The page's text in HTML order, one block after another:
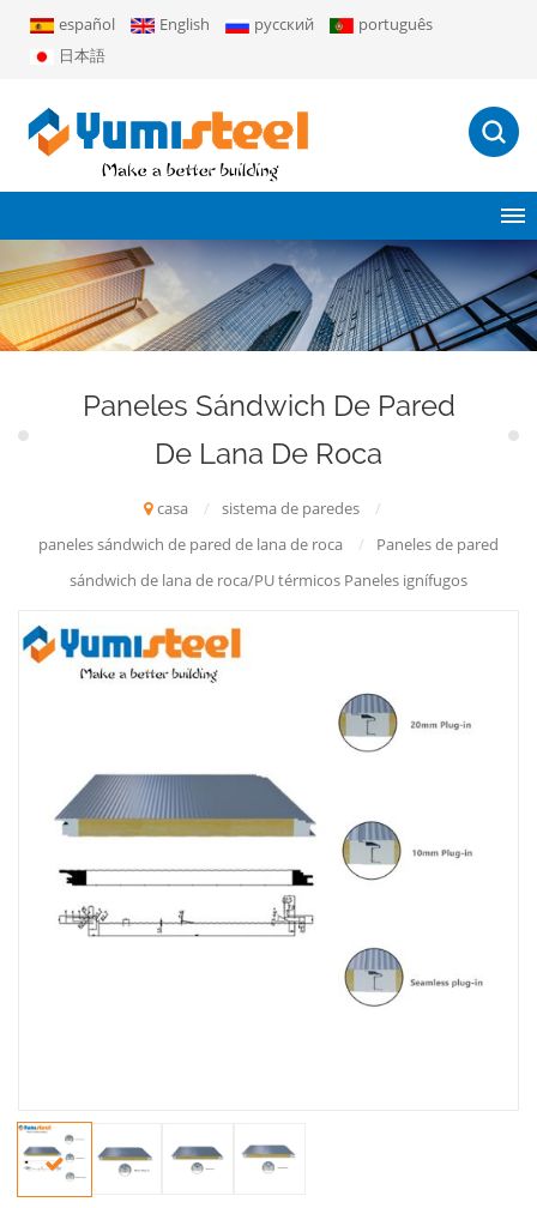
español English русский
português
日本語
Paneles Sándwich De Pared
De Lana De Roca
casa / sistema de paredes
/
paneles sándwich de pared de lana de roca
/
Paneles de pared
sándwich de lana de roca/PU térmicos Paneles ignífugos